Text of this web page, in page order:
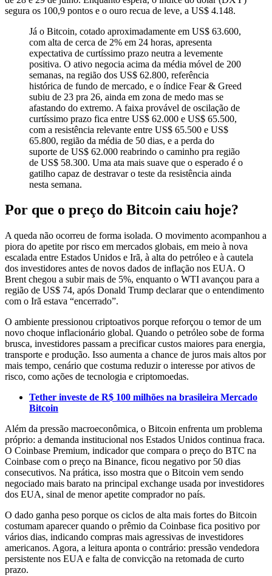
segura os 100,9 pontos e o ouro recua de leve, a US$ 4.148.
Já o Bitcoin, cotado aproximadamente em US$ 63.600,
com alta de cerca de 2% em 24 horas, apresenta
expectativa de curtíssimo prazo neutra a levemente
positiva. O ativo negocia acima da média móvel de 200
semanas, na região dos US$ 62.800, referência
histórica de fundo de mercado, e o índice Fear & Greed
subiu de 23 pra 26, ainda em zona de medo mas se
afastando do extremo. A faixa provável de oscilação de
curtíssimo prazo fica entre US$ 62.000 e US$ 65.500,
com a resistência relevante entre US$ 65.500 e US$
65.800, região da média de 50 dias, e a perda do
suporte de US$ 62.000 reabrindo o caminho pra região
de US$ 58.300. Uma ata mais suave que o esperado é o
gatilho capaz de destravar o teste da resistência ainda
nesta semana.
Por que o preço do Bitcoin caiu hoje?
A queda não ocorreu de forma isolada. O movimento acompanhou a
piora do apetite por risco em mercados globais, em meio à nova
escalada entre Estados Unidos e Irã, à alta do petróleo e à cautela
dos investidores antes de novos dados de inflação nos EUA. O
Brent chegou a subir mais de 5%, enquanto o WTI avançou para a
região de US$ 74, após Donald Trump declarar que o entendimento
com o Irã estava “encerrado”.
O ambiente pressionou criptoativos porque reforçou o temor de um
novo choque inflacionário global. Quando o petróleo sobe de forma
brusca, investidores passam a precificar custos maiores para energia,
transporte e produção. Isso aumenta a chance de juros mais altos por
mais tempo, cenário que costuma reduzir o interesse por ativos de
risco, como ações de tecnologia e criptomoedas.
Tether investe de R$ 100 milhões na brasileira Mercado
Bitcoin
Além da pressão macroeconômica, o Bitcoin enfrenta um problema
próprio: a demanda institucional nos Estados Unidos continua fraca.
O Coinbase Premium, indicador que compara o preço do BTC na
Coinbase com o preço na Binance, ficou negativo por 50 dias
consecutivos. Na prática, isso mostra que o Bitcoin vem sendo
negociado mais barato na principal exchange usada por investidores
dos EUA, sinal de menor apetite comprador no país.
O dado ganha peso porque os ciclos de alta mais fortes do Bitcoin
costumam aparecer quando o prêmio da Coinbase fica positivo por
vários dias, indicando compras mais agressivas de investidores
americanos. Agora, a leitura aponta o contrário: pressão vendedora
persistente nos EUA e falta de convicção na retomada de curto
prazo.